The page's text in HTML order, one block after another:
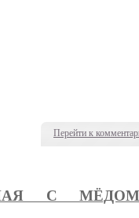
Перейти к
С